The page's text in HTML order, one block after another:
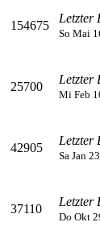
154675
Letzter
So Mai
25700
Letzter
Mi Feb
42905
Letzter
Sa Jan
37110
Letzter
Do Okt